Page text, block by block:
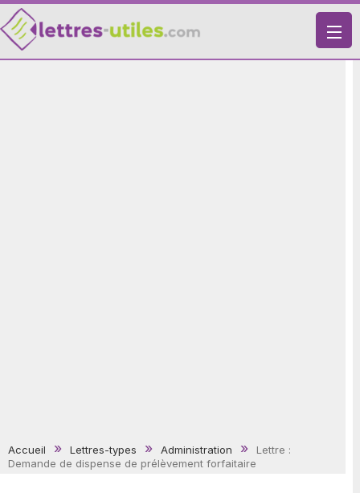
X
Accueil Lettres-types Administration
Lettre :
Demande de dispense de prélèvement forfaitaire